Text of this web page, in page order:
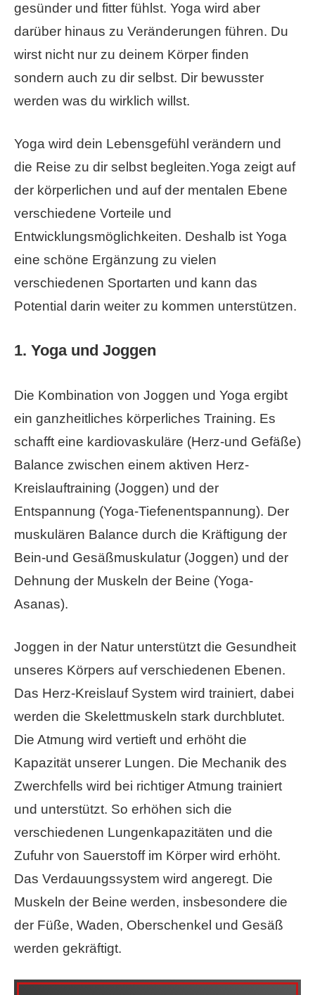
gesünder und fitter fühlst. Yoga wird aber
darüber hinaus zu Veränderungen führen. Du
wirst nicht nur zu deinem Körper finden
sondern auch zu dir selbst. Dir bewusster
werden was du wirklich willst.
Yoga wird dein Lebensgefühl verändern und
die Reise zu dir selbst begleiten.Yoga zeigt auf
der körperlichen und auf der mentalen Ebene
verschiedene Vorteile und
Entwicklungsmöglichkeiten. Deshalb ist Yoga
eine schöne Ergänzung zu vielen
verschiedenen Sportarten und kann das
Potential darin weiter zu kommen unterstützen.
1. Yoga und Joggen
Die Kombination von Joggen und Yoga ergibt
ein ganzheitliches körperliches Training. Es
schafft eine kardiovaskuläre (Herz-und Gefäße)
Balance zwischen einem aktiven Herz-
Kreislauftraining (Joggen) und der
Entspannung (Yoga-Tiefenentspannung). Der
muskulären Balance durch die Kräftigung der
Bein-und Gesäßmuskulatur (Joggen) und der
Dehnung der Muskeln der Beine (Yoga-
Asanas).
Joggen in der Natur unterstützt die Gesundheit
unseres Körpers auf verschiedenen Ebenen.
Das Herz-Kreislauf System wird trainiert, dabei
werden die Skelettmuskeln stark durchblutet.
Die Atmung wird vertieft und erhöht die
Kapazität unserer Lungen. Die Mechanik des
Zwerchfells wird bei richtiger Atmung trainiert
und unterstützt. So erhöhen sich die
verschiedenen Lungenkapazitäten und die
Zufuhr von Sauerstoff im Körper wird erhöht.
Das Verdauungssystem wird angeregt. Die
Muskeln der Beine werden, insbesondere die
der Füße, Waden, Oberschenkel und Gesäß
werden gekräftigt.